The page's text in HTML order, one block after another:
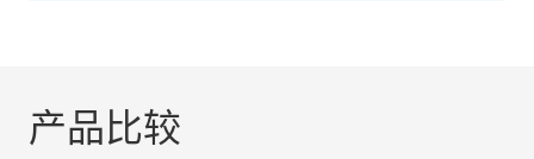
产品比较